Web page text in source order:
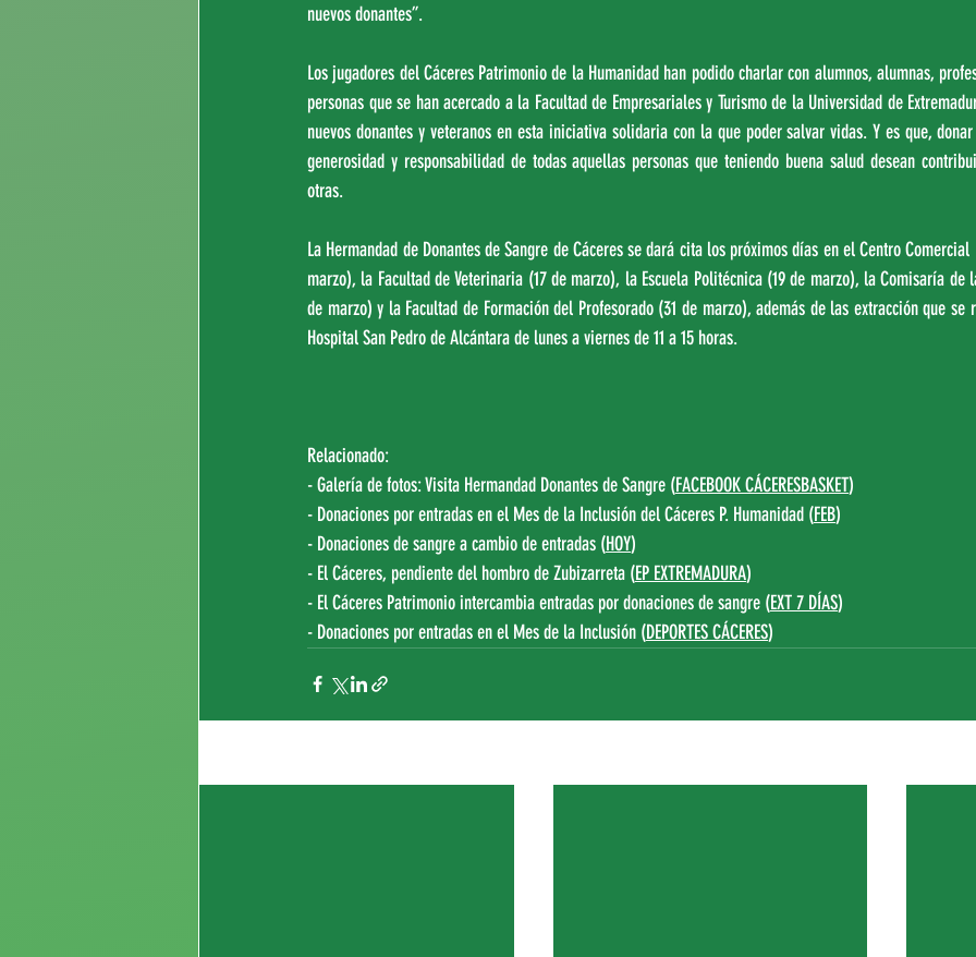
nuevos donantes”.
Los jugadores del Cáceres Patrimonio de la Humanidad han podido charlar con alumnos, alumnas,
personas que se han acercado a la Facultad de Empresariales y Turismo de la Universidad de
nuevos donantes y veteranos en esta iniciativa solidaria con la que poder salvar vidas. Y es que,
generosidad y responsabilidad de todas aquellas personas que teniendo buena salud desean
otras.
La Hermandad de Donantes de Sangre de Cáceres se dará cita los próximos días en el Centro
marzo), la Facultad de Veterinaria (17 de marzo), la Escuela Politécnica (19 de marzo), la Comisaría de
de marzo) y la Facultad de Formación del Profesorado (31 de marzo), además de las extracción que
Hospital San Pedro de Alcántara de lunes a viernes de 11 a 15 horas.
Relacionado:
- Galería de fotos: Visita Hermandad Donantes de Sangre (FACEBOOK CÁCERESBASKET)
- Donaciones por entradas en el Mes de la Inclusión del Cáceres P. Humanidad (FEB)
- Donaciones de sangre a cambio de entradas (HOY)
- El Cáceres, pendiente del hombro de Zubizarreta (EP EXTREMADURA)
- El Cáceres Patrimonio intercambia entradas por donaciones de sangre (EXT 7 DÍAS)
- Donaciones por entradas en el Mes de la Inclusión (DEPORTES CÁCERES)